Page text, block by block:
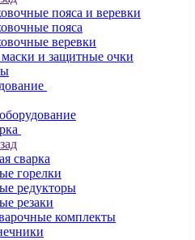
пояса и веревки
пояса
веревки
и защитные очки
сварка
горелки
редукторы
резаки
комплекты